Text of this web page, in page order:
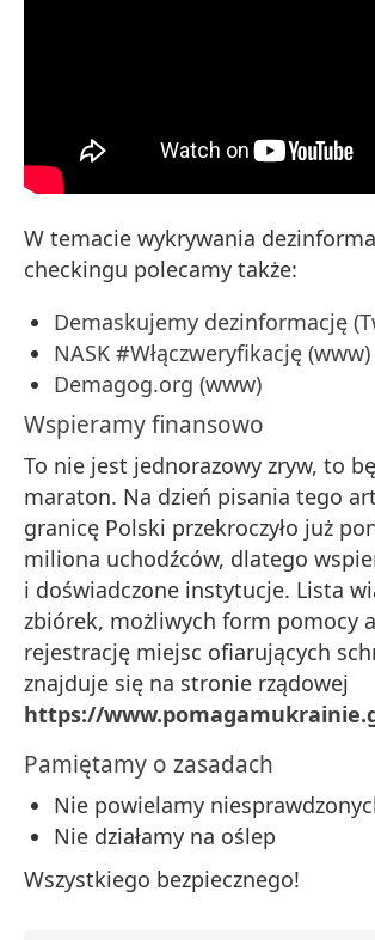
W temacie wykrywania
checkingu polecamy także:
Demaskujemy dezinformację
NASK #Włączweryfikację (www)
Demagog.org (www)
Wspieramy finansowo
To nie jest jednorazowy zryw, to
maraton. Na dzień pisania tego
granicę Polski przekroczyło już
miliona uchodźców, dlatego
i doświadczone instytucje. Lista
zbiórek, możliwych form pomocy
rejestrację miejsc ofiarujących
znajduje się na stronie rządowej
https://
Pamiętamy o zasadach
Nie powielamy
Nie działamy na oślep
Wszystkiego bezpiecznego!